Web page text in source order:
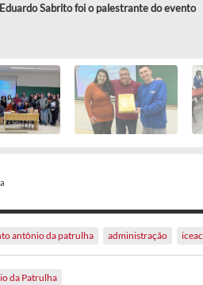
Sabrito foi o palestrante do evento
antônio da patrulha administração iceac
da Patrulha